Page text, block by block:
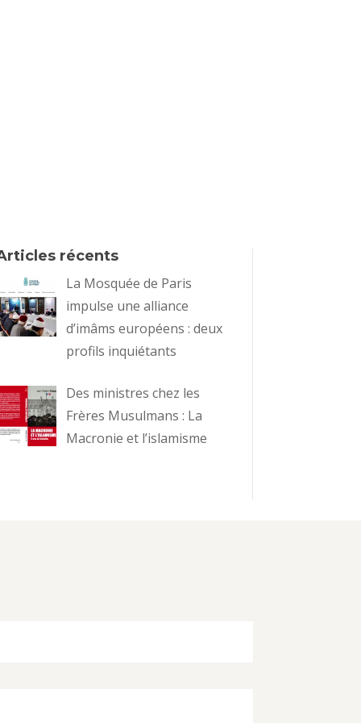
récents
La Mosquée de Paris
impulse une alliance
d’imâms européens : deux
profils inquiétants
Des ministres chez les
Frères Musulmans : La
Macronie et l’islamisme